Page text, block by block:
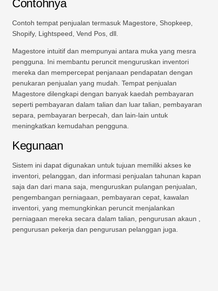
Contohnya
Contoh tempat penjualan termasuk Magestore, Shopkeep,
Shopify, Lightspeed, Vend Pos, dll.
Magestore intuitif dan mempunyai antara muka yang mesra
pengguna. Ini membantu peruncit menguruskan inventori
mereka dan mempercepat penjanaan pendapatan dengan
penukaran penjualan yang mudah. Tempat penjualan
Magestore dilengkapi dengan banyak kaedah pembayaran
seperti pembayaran dalam talian dan luar talian, pembayaran
separa, pembayaran berpecah, dan lain-lain untuk
meningkatkan kemudahan pengguna.
Kegunaan
Sistem ini dapat digunakan untuk tujuan memiliki akses ke
inventori, pelanggan, dan informasi penjualan tahunan kapan
saja dan dari mana saja, menguruskan pulangan penjualan,
pengembangan perniagaan, pembayaran cepat, kawalan
inventori, yang memungkinkan peruncit menjalankan
perniagaan mereka secara dalam talian, pengurusan akaun ,
pengurusan pekerja dan pengurusan pelanggan juga.